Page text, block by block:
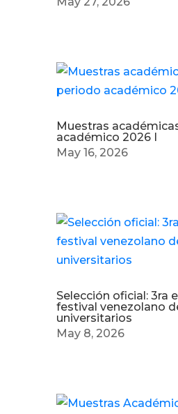
Muestras
académico 2026 I
May 16, 2026
Selección oficial: 3ra
festival venezolano
universitarios
May 8, 2026